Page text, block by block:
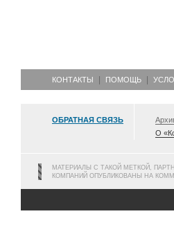
КОНТАКТЫ ПОМОЩЬ
ОБРАТНАЯ СВЯЗЬ
О
МАТЕРИАЛЫ С ТАКОЙ МЕТКОЙ,
КОМПАНИЙ ОПУБЛИКОВАНЫ НА